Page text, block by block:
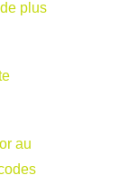
plus
au